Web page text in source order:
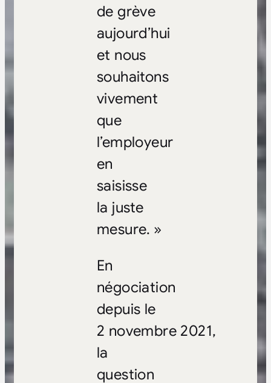
de grève
aujourd’hui
et nous
souhaitons
vivement
que
l’employeur
en
saisisse
la juste
mesure. »
En
négociation
depuis le
2 novembre 2021,
la
question